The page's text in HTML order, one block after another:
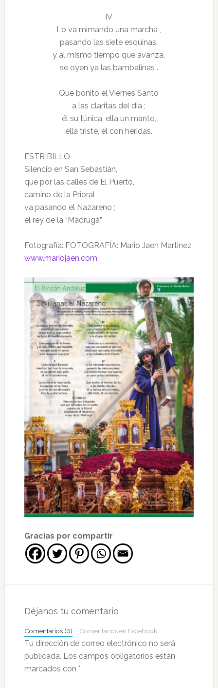
IV
Lo va mimando una marcha ,
pasando las siete esquinas,
y al mismo tiempo que avanza,
se oyen ya las bambalinas .
Que bonito el Viernes Santo
a las claritas del día ;
él su túnica, ella un manto,
ella triste, él con heridas.
ESTRIBILLO
Silencio en San Sebastián,
que por las calles de El Puerto,
camino de la Prioral
va pasando el Nazareno ;
el rey de la “Madrugá”.
Fotografía: FOTOGRAFÍA: Mario Jaen Martinez
www.mariojaen.com
Gracias por compartir
con
lectores
Déjanos tu comentario
Comentarios (0) Comentarios en Facebook
Tu dirección de correo electrónico no será
publicada. Los campos obligatorios están
marcados con *